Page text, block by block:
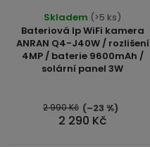
Bateriová Ip WiFi kamera
ANRAN Q4-J40W / rozlišení
4MP / baterie 9600mAh /
solární panel 3W
Skladem (>5 ks)
2 290 Kč
2 990 Kč (–23 %)